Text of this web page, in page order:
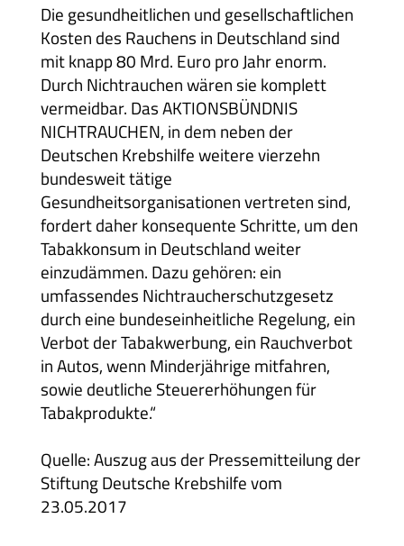
Die gesundheitlichen und gesellschaftlichen
Kosten des Rauchens in Deutschland sind
mit knapp 80 Mrd. Euro pro Jahr enorm.
Durch Nichtrauchen wären sie komplett
vermeidbar. Das AKTIONSBÜNDNIS
NICHTRAUCHEN, in dem neben der
Deutschen Krebshilfe weitere vierzehn
bundesweit tätige
Gesundheitsorganisationen vertreten sind,
fordert daher konsequente Schritte, um den
Tabakkonsum in Deutschland weiter
einzudämmen. Dazu gehören: ein
umfassendes Nichtraucherschutzgesetz
durch eine bundeseinheitliche Regelung, ein
Verbot der Tabakwerbung, ein Rauchverbot
in Autos, wenn Minderjährige mitfahren,
sowie deutliche Steuererhöhungen für
Tabakprodukte.“
Quelle: Auszug aus der Pressemitteilung der
Stiftung Deutsche Krebshilfe vom
23.05.2017